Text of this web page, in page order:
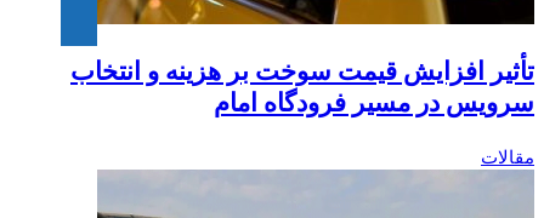
تأثیر افزایش قیمت سوخت بر هزینه و انتخاب
سرویس در مسیر فرودگاه امام
مقالات